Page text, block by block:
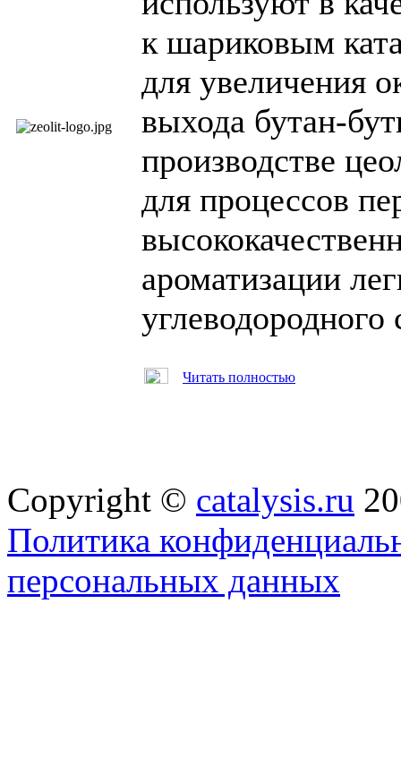
к шариковым
для увеличения
выхода бутан-
производстве
для процессов
ароматизации
углеводородного
Читать полностью
Copyright © catalysis.ru
Политика
персональных данных